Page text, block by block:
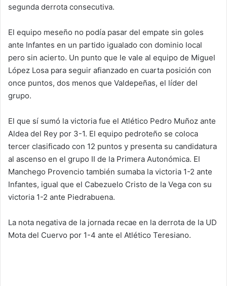
segunda derrota consecutiva.
El equipo meseño no podía pasar del empate sin goles
ante Infantes en un partido igualado con dominio local
pero sin acierto. Un punto que le vale al equipo de Miguel
López Losa para seguir afianzado en cuarta posición con
once puntos, dos menos que Valdepeñas, el líder del
grupo.
El que sí sumó la victoria fue el Atlético Pedro Muñoz ante
Aldea del Rey por 3-1. El equipo pedroteño se coloca
tercer clasificado con 12 puntos y presenta su candidatura
al ascenso en el grupo II de la Primera Autonómica. El
Manchego Provencio también sumaba la victoria 1-2 ante
Infantes, igual que el Cabezuelo Cristo de la Vega con su
victoria 1-2 ante Piedrabuena.
La nota negativa de la jornada recae en la derrota de la UD
Mota del Cuervo por 1-4 ante el Atlético Teresiano.